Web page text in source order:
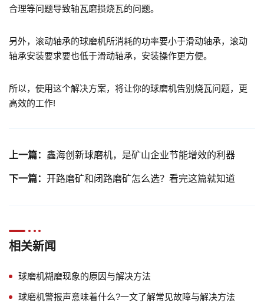
合理等问题导致轴瓦磨损烧瓦的问题。
另外，滚动轴承的球磨机所消耗的功率要小于滑动轴承，滚动
轴承安装要求要也低于滑动轴承，安装操作更方便。
所以，使用这个解决方案，将让你的球磨机告别烧瓦问题，更
高效的工作!
上一篇： 鑫海创新球磨机，是矿山企业节能增效的利器
下一篇： 开路磨矿和闭路磨矿怎么选？看完这篇就知道
相关新闻
球磨机糊磨现象的原因与解决方法
球磨机警报声意味着什么?一文了解常见故障与解决方法